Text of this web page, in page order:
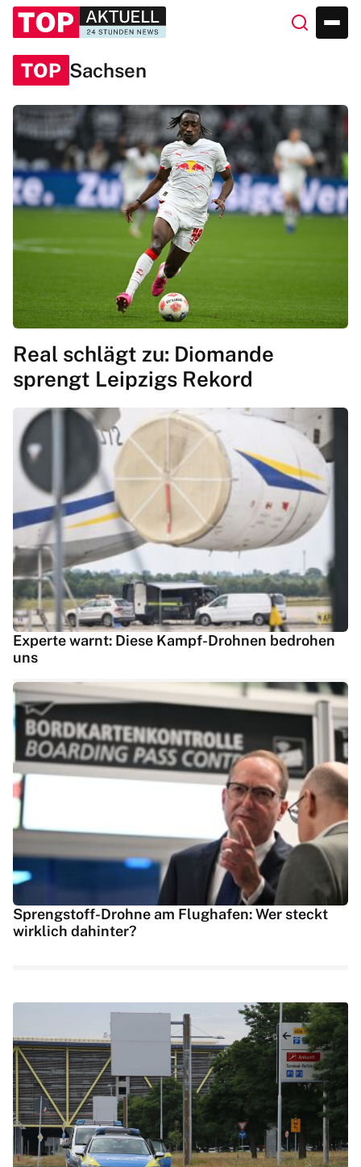
TOP Sachsen
Real schlägt zu: Diomande
sprengt Leipzigs Rekord
Experte warnt: Diese Kampf-Drohnen bedrohen
uns
Sprengstoff-Drohne am Flughafen: Wer steckt
wirklich dahinter?